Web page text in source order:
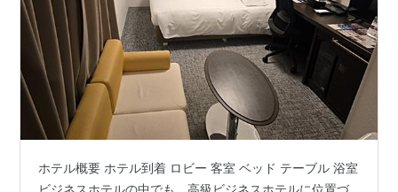
ホテル概要 ホテル到着 ロビー 客室 ベッド テーブル 浴室
ビジネスホテルの中でも、高級ビジネスホテルに位置づ